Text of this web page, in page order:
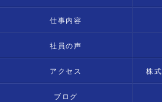
仕事内容
社員の声
アクセス 株
ブログ